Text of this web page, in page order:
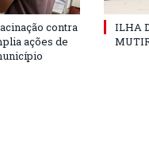
contra
ações de
ILHA